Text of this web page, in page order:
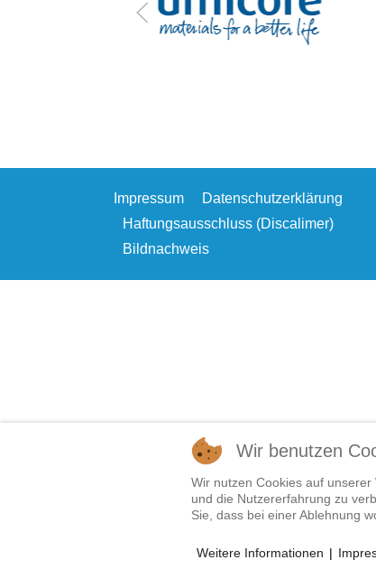
Impressum
Datenschutzerklärung
Haftungsausschluss (Discalimer)
Bildnachweis
Wir benutzen
Wir nutzen Cookies auf
und die Nutzererfahrung zu
Sie, dass bei einer Ablehnung
Weitere Informationen |